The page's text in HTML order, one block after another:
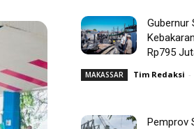
Gubernur
Rp795
MAKASSAR Tim Redaksi -
Pemprov